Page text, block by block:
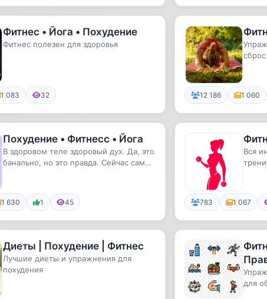
Фитнес • Йога • Похудение
Фитнес полезен для здоровья
1 083 32 12 186 1 060
Похудение • Фитнесс • Йога
В здоровом теле здоровый дух. Да, это
банально, но это правда. Сейчас самое
1 630 1 45
Вся
783 1 067
Диеты | Похудение | Фитнес
Лучшие диеты и упражнения для
похудения
для